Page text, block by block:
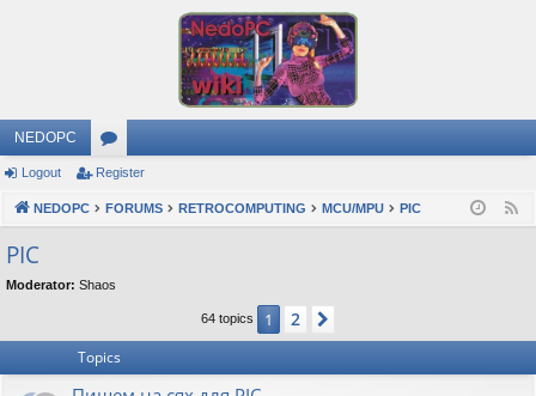
NEDOPC
or
u
s
Logout Register
NEDOPC FORUMS RETROCOMPUTING MCU/MPU PIC
PIC
Moderator: Shaos
64 topics 1 2
Topics